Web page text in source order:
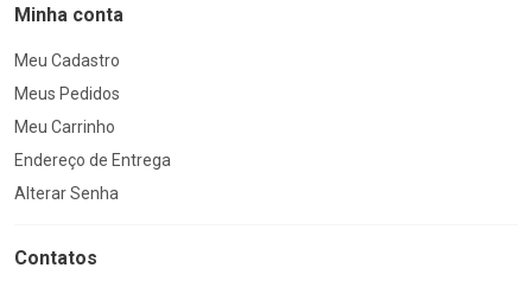
Minha conta
Meu Cadastro
Meus Pedidos
Meu Carrinho
Endereço de Entrega
Alterar Senha
Contatos